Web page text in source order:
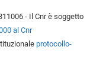
- Il Cnr è soggetto
al Cnr
protocollo-